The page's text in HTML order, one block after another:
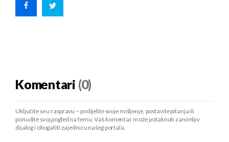
Komentari (0)
Uključite se u raspravu – podijelite svoje mišljenje, postavite pitanja ili
ponudite svoj pogled na temu. Vaš komentar može potaknuti zanimljiv
dijalog i obogatiti zajednicu našeg portala.